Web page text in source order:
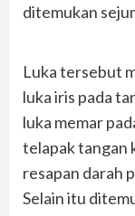
ditemukan
Luka tersebut
luka iris pada
luka memar
telapak tangan
resapan darah
Selain itu